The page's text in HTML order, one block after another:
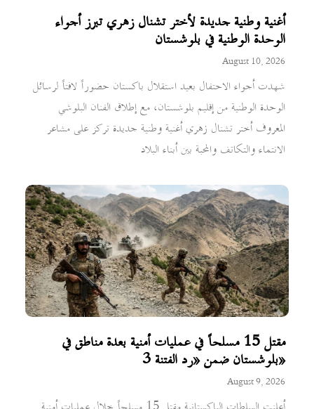
أغنية وطنية جديدة لأختر تشنال زهري تبرز أجواء
الوحدة الوطنية في بلوشستان
August 10, 2026
شهدت أجواء الاحتفال بعيد استقلال باكستان حضوراً لافتاً لرسائل
الوحدة الوطنية من إقليم بلوشستان، مع إطلاق الفنان البلوشي
المعروف أختر تشنال زهري أغنية وطنية جديدة تركز على مشاعر
الانتماء والتكاتف والمحبة بين أبناء البلاد
مقتل 15 مسلحاً في عمليات أمنية بعدة مناطق في
بلوشستان ضمن «رد الفتنة 3»
August 9, 2026